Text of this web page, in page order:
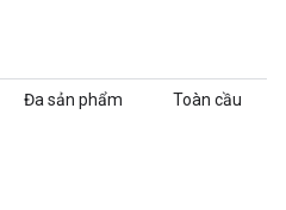
Đa sản phẩm Toàn cầu